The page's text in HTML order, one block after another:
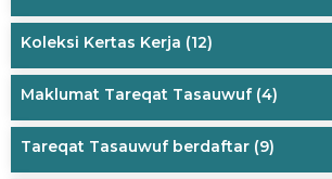
Koleksi Kertas Kerja (12)
Maklumat Tareqat Tasauwuf(4)
Tareqat Tasauwuf berdaftar (9)